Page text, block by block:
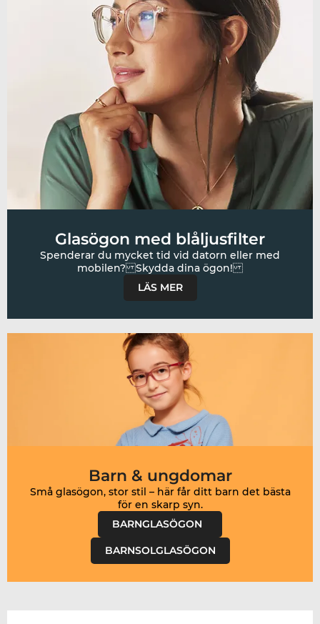
Glasögon med blåljusfilter
Spenderar du mycket tid vid datorn eller med
LÄS MER
Barn & ungdomar
Små glasögon, stor stil – här får ditt barn det bästa
för en skarp syn.
BARNGLASÖGON
BARNSOLGLASÖGON